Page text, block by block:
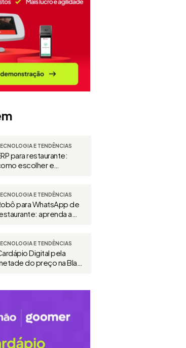
E TENDÊNCIAS
para restaurante:
escolher e
E TENDÊNCIAS
para WhatsApp de
aprenda a
E TENDÊNCIAS
Digital pela
do preço na Black